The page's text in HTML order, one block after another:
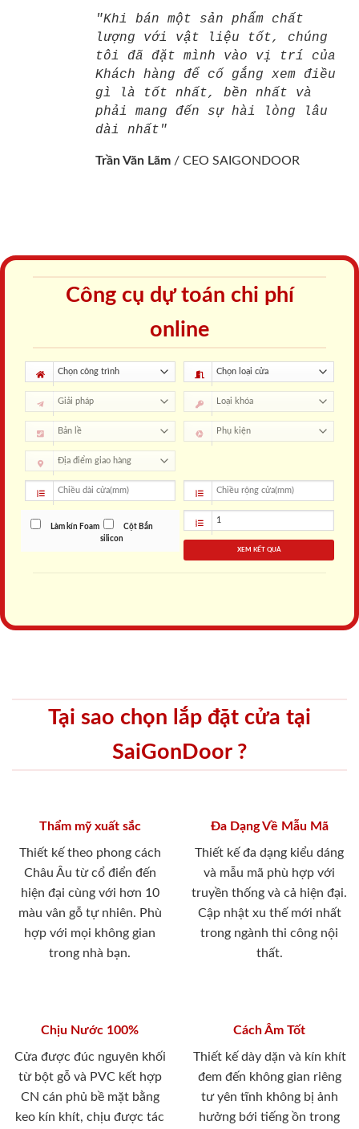
"Khi bán một sản phẩm chất
lượng với vật liệu tốt, chúng
tôi đã đặt mình vào vị trí của
Khách hàng để cố gắng xem điều
gì là tốt nhất, bền nhất và
phải mang đến sự hài lòng lâu
dài nhất"
Trần Văn Lãm / CEO SAIGONDOOR
Công cụ dự toán chi phí
online
Làm kín Foam
Cột Bắn
silicon
XEM KẾT QUẢ
Tại sao chọn lắp đặt cửa tại
SaiGonDoor ?
Thẩm mỹ xuất sắc
Thiết kế theo phong cách
Châu Âu từ cổ điển đến
hiện đại cùng với hơn 10
màu vân gỗ tự nhiên. Phù
hợp với mọi không gian
trong nhà bạn.
Đa Dạng Về Mẫu Mã
Thiết kế đa dạng kiểu dáng
và mẫu mã phù hợp với
truyền thống và cả hiện đại.
Cập nhật xu thế mới nhất
trong ngành thi công nội
thất.
Chịu Nước 100%
Cửa được đúc nguyên khối
từ bột gỗ và PVC kết hợp
CN cán phủ bề mặt bằng
keo kín khít, chịu được tác
Cách Âm Tốt
Thiết kế dày dặn và kín khít
đem đến không gian riêng
tư yên tĩnh không bị ảnh
hưởng bới tiếng ồn trong